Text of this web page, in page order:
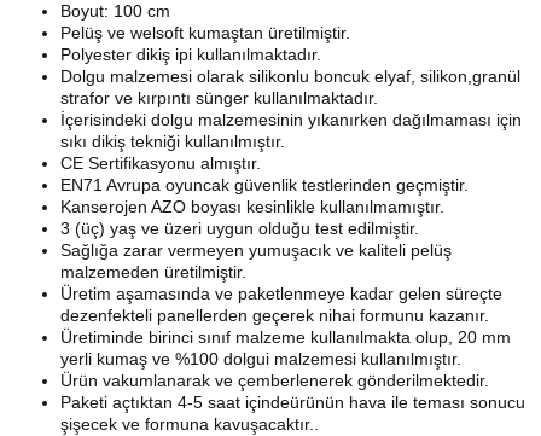
Boyut: 100 cm
Pelüş ve welsoft kumaştan üretilmiştir.
Polyester dikiş ipi kullanılmaktadır.
Dolgu malzemesi olarak silikonlu boncuk elyaf, silikon,granül
strafor ve kırpıntı sünger kullanılmaktadır.
İçerisindeki dolgu malzemesinin yıkanırken dağılmaması için
sıkı dikiş tekniği kullanılmıştır.
CE Sertifikasyonu almıştır.
EN71 Avrupa oyuncak güvenlik testlerinden geçmiştir.
Kanserojen AZO boyası kesinlikle kullanılmamıştır.
3 (üç) yaş ve üzeri uygun olduğu test edilmiştir.
Sağlığa zarar vermeyen yumuşacık ve kaliteli pelüş
malzemeden üretilmiştir.
Üretim aşamasında ve paketlenmeye kadar gelen süreçte
dezenfekteli panellerden geçerek nihai formunu kazanır.
Üretiminde birinci sınıf malzeme kullanılmakta olup, 20 mm
yerli kumaş ve %100 dolgui malzemesi kullanılmıştır.
Ürün vakumlanarak ve çemberlenerek gönderilmektedir.
Paketi açtıktan 4-5 saat içindeürünün hava ile teması sonucu
şişecek ve formuna kavuşacaktır..